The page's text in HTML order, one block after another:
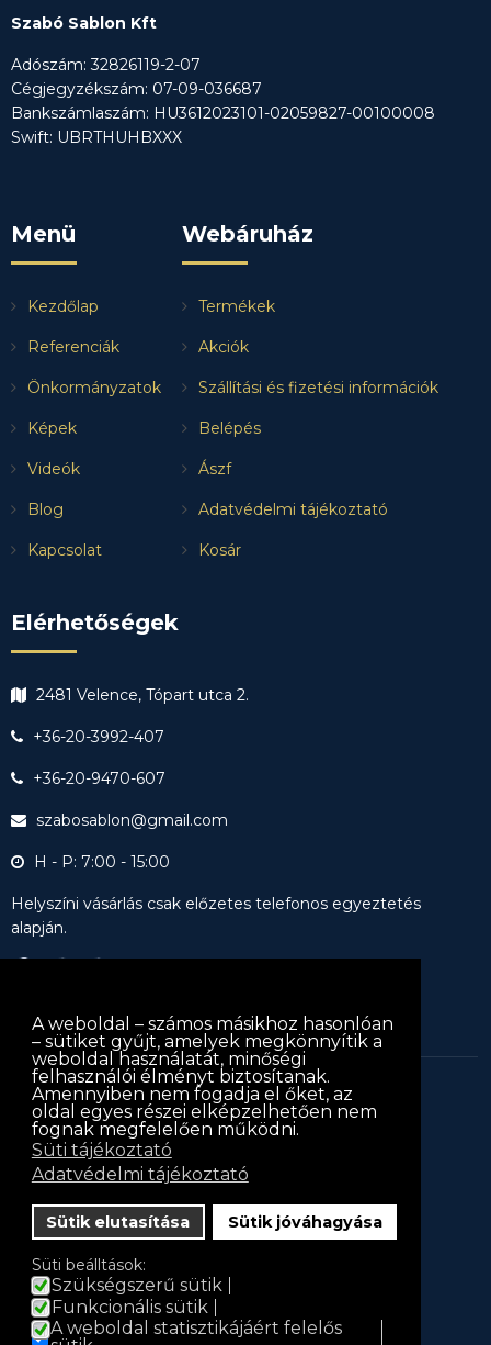
A weboldal – számos másikhoz hasonlóan
– sütiket gyűjt, amelyek megkönnyítik a
weboldal használatát, minőségi
felhasználói élményt biztosítanak.
Amennyiben nem fogadja el őket, az
oldal egyes részei elképzelhetően nem
fognak megfelelően működni.
Süti tájékoztató
Adatvédelmi tájékoztató
Sütik elutasítása Sütik jóváhagyása
Süti beálltások:
Szükségszerű sütik
Funkcionális sütik
A weboldal statisztikájáért felelős
Szabó Sablon Kft
Adószám: 32826119-2-07
Cégjegyzékszám: 07-09-036687
Bankszámlaszám: HU3612023101-02059827-00100008
Swift: UBRTHUHBXXX
Menü
Kezdőlap
Referenciák
Önkormányzatok
Képek
Videók
Blog
Kapcsolat
Webáruház
Termékek
Akciók
Szállítási és fizetési információk
Belépés
Ászf
Adatvédelmi tájékoztató
Kosár
Elérhetőségek
2481 Velence, Tópart utca 2.
+36-20-3992-407
+36-20-9470-607
szabosablon@gmail.com
H - P: 7:00 - 15:00
Helyszíni vásárlás csak előzetes telefonos egyeztetés
alapján.
keritessablon.hu © 2013keritessablon.hu. Minden jog
fenntartva
Iratkozz fel hírlevelünkre!
Hírlevél
E-mail